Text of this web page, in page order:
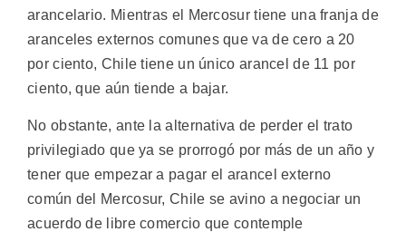
arancelario. Mientras el Mercosur tiene una franja de
aranceles externos comunes que va de cero a 20
por ciento, Chile tiene un único arancel de 11 por
ciento, que aún tiende a bajar.
No obstante, ante la alternativa de perder el trato
privilegiado que ya se prorrogó por más de un año y
tener que empezar a pagar el arancel externo
común del Mercosur, Chile se avino a negociar un
acuerdo de libre comercio que contemple